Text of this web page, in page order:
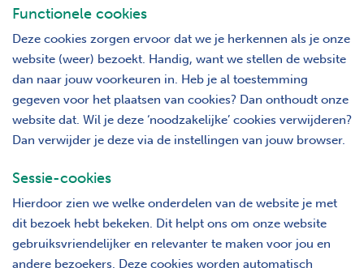
Functionele cookies
Deze cookies zorgen ervoor dat we je herkennen als je onze
website (weer) bezoekt. Handig, want we stellen de website
dan naar jouw voorkeuren in. Heb je al toestemming
gegeven voor het plaatsen van cookies? Dan onthoudt onze
website dat. Wil je deze ‘noodzakelijke’ cookies verwijderen?
Dan verwijder je deze via de instellingen van jouw browser.
Sessie-cookies
Hierdoor zien we welke onderdelen van de website je met
dit bezoek hebt bekeken. Dit helpt ons om onze website
gebruiksvriendelijker en relevanter te maken voor jou en
andere bezoekers. Deze cookies worden automatisch